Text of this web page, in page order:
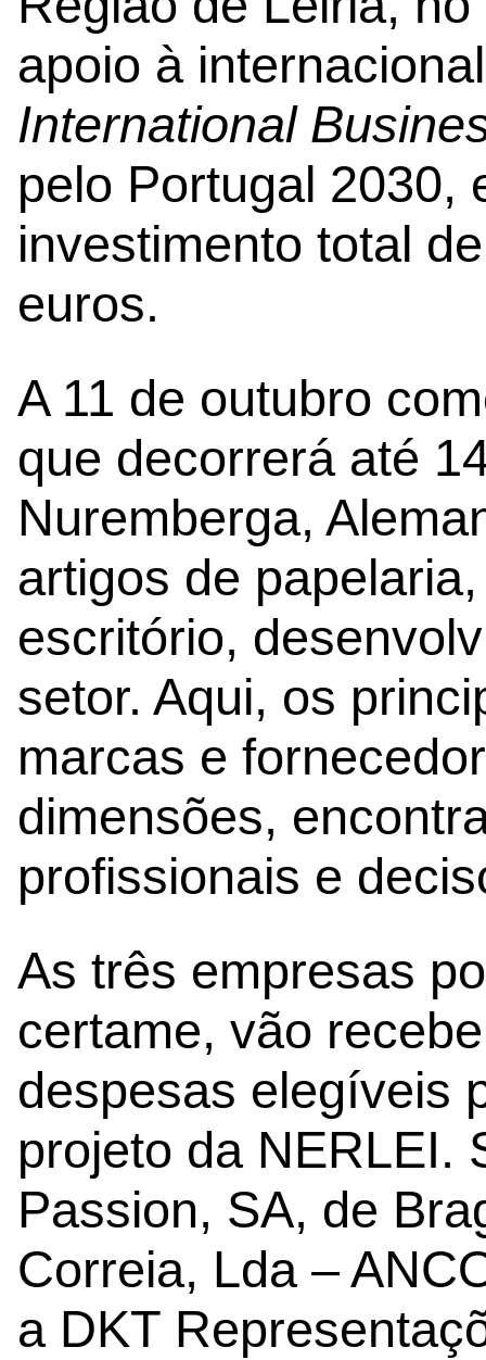
apoio à
International
pelo Portugal 2030,
investimento total
euros.
A 11 de outubro
que decorrerá até
Nuremberga,
artigos de
escritório,
setor. Aqui, os
marcas e
dimensões,
profissionais e
As três empresas
certame, vão
despesas elegíveis
projeto da NERLEI.
Passion, SA, de
Correia, Lda –
a DKT